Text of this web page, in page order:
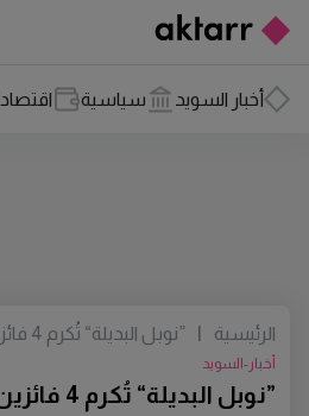
أخبار السويد سياسية اقتصاد
”نوبل البديلة“
أخبار-السويد
الرئيسية |
”نوبل